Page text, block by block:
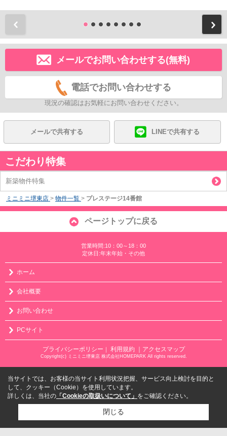
メールでお問い合わせする(無料)
電話でお問い合わせする
現況の確認はお気軽にお問い合わせください。
メールで共有する LINEで共有する
こだわり特集
新築物件特集
ミニミニ堺東店 > 物件一覧 > プレステージ14番館
ページトップに戻る
営業時間:10：00～18：00
定休日:年末年始・その他
ホーム
会社概要
お問い合わせ
PCサイト
プライバシーポリシー 利用規約 ｜アクセスマップ
Copyright(c) ミニミニ堺東店 株式会社HOMEPARK All rights reserved.
当サイトでは、お客様の当サイト利用状況把握、サービス向上検討を目的と
して、クッキー（Cookie）を使用しています。
詳しくは、当社の 「Cookieの取扱いについて」 をご確認ください。
閉じる